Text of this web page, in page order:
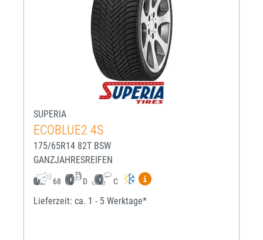
SUPERIA
ECOBLUE2 4S
175/65R14 82T BSW
GANZJAHRESREIFEN
68 D C
Mehr Informationen zum
Lieferzeit: ca. 1 - 5 Werktage*